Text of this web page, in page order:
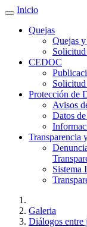
Inicio
Quejas
Quejas
CEDOC
Protección de
Avisos
Datos
Transparencia
Sistema
Galeria
Diálogos entre